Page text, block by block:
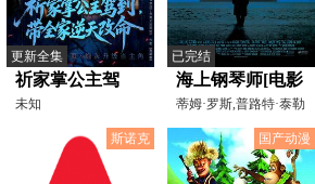
更新全集
祈家掌公主驾
到，带全家逆天
未知
已完结
海上钢琴师[电影
解说]
蒂姆·罗斯,普路特·泰勒
·文斯,比尔·努恩
斯诺克
国产动漫